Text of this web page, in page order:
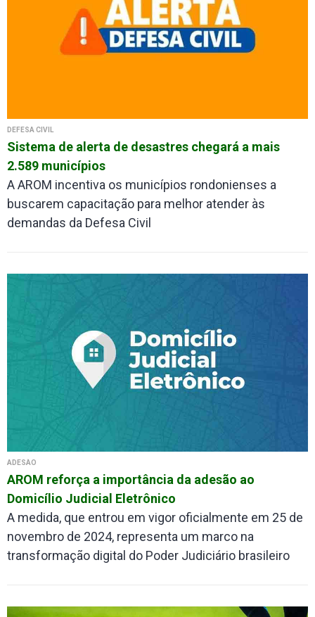
DEFESA CIVIL
Sistema de alerta de desastres chegará a mais
2.589 municípios
A AROM incentiva os municípios rondonienses a
buscarem capacitação para melhor atender às
demandas da Defesa Civil
ADESÃO
AROM reforça a importância da adesão ao
Domicílio Judicial Eletrônico
A medida, que entrou em vigor oficialmente em 25 de
novembro de 2024, representa um marco na
transformação digital do Poder Judiciário brasileiro